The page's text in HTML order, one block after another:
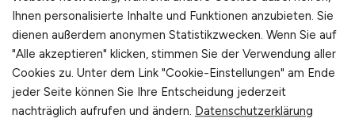
Medizinischer Technologe für
Nuklearmedizin(w/m/d)(MTR
Ihnen personalisierte Inhalte und Funktionen anzubieten. Sie
dienen außerdem anonymen Statistikzwecken. Wenn Sie auf
"Alle akzeptieren" klicken, stimmen Sie der Verwendung aller
Cookies zu. Unter dem Link "Cookie-Einstellungen" am Ende
jeder Seite können Sie Ihre Entscheidung jederzeit
nachträglich aufrufen und ändern. Datenschutzerklärung